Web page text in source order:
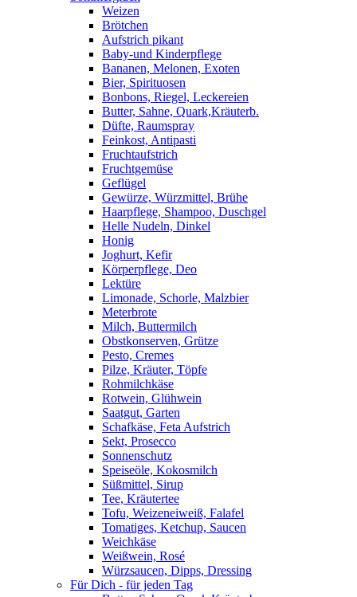
Weizen
Brötchen
Aufstrich pikant
Baby-und Kinderpflege
Bananen, Melonen, Exoten
Bier, Spirituosen
Bonbons, Riegel, Leckereien
Butter, Sahne, Quark,Kräuterb.
Düfte, Raumspray
Feinkost, Antipasti
Fruchtaufstrich
Fruchtgemüse
Geflügel
Gewürze, Würzmittel, Brühe
Haarpflege, Shampoo, Duschgel
Helle Nudeln, Dinkel
Honig
Joghurt, Kefir
Körperpflege, Deo
Lektüre
Limonade, Schorle, Malzbier
Meterbrote
Milch, Buttermilch
Obstkonserven, Grütze
Pesto, Cremes
Pilze, Kräuter, Töpfe
Rohmilchkäse
Rotwein, Glühwein
Saatgut, Garten
Schafkäse, Feta Aufstrich
Sekt, Prosecco
Sonnenschutz
Speiseöle, Kokosmilch
Süßmittel, Sirup
Tee, Kräutertee
Tofu, Weizeneiweiß, Falafel
Tomatiges, Ketchup, Saucen
Weichkäse
Weißwein, Rosé
Würzsaucen, Dipps, Dressing
Für Dich - für jeden Tag